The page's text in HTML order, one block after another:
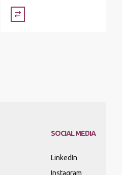
SOCIAL MEDIA
LinkedIn
Instagram